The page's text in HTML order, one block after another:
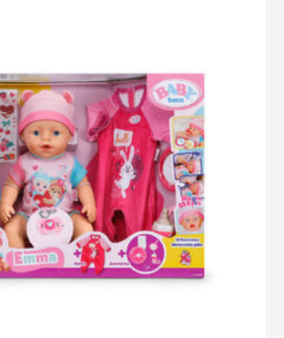
Διαδραστική Kούκλα Mε